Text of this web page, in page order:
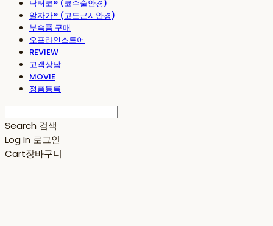
닥터코® (코수술안경)
알자가® (고도근시안경)
부속품 구매
오프라인스토어
REVIEW
고객상담
MOVIE
정품등록
Search 검색
Log In 로그인
Cart장바구니